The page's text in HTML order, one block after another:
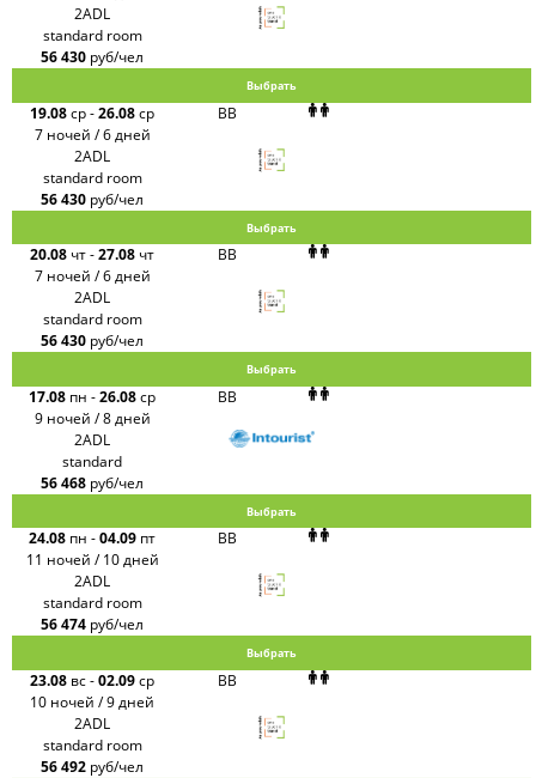
2ADL
standard room
56 430 руб/чел
Выбрать
19.08ср-26.08ср
7 ночей / 6 дней
BB
2ADL
standard room
56 430 руб/чел
Выбрать
20.08 чт-27.08 чт
7 ночей / 6 дней
BB
2ADL
standard room
56 430 руб/чел
Выбрать
17.08 пн -26.08ср
9 ночей / 8 дней
BB
2ADL
standard
56 468 руб/чел
Выбрать
24.08 пн -04.09 пт
11 ночей / 10 дней
BB
2ADL
standard room
56 474 руб/чел
Выбрать
23.08 вс-02.09ср
10 ночей / 9 дней
BB
2ADL
standard room
56 492 руб/чел